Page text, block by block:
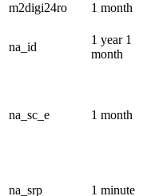
m2digi24ro 1 month
na_id
1 year 1
month
na_sc_e 1 month
na_srp 1 minute